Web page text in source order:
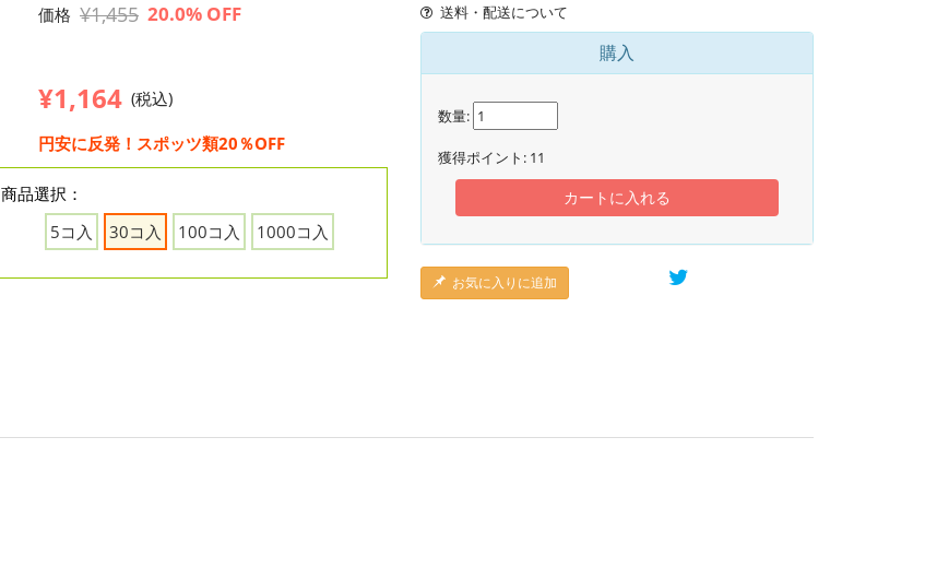
価格 ¥1,455 20.0% OFF
¥1,164 (税込)
円安に反発！スポッツ類20％OFF
商品選択：
5コ入
30コ入 100コ入 1000コ入
送料・配送について
購入
数量:
獲得ポイント: 11
カートに入れる
お気に入りに追加